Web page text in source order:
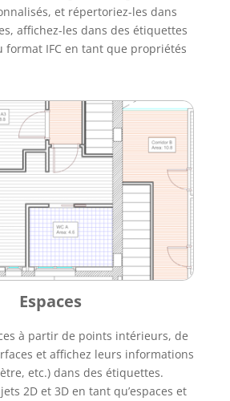
et répertoriez-les dans
affichez-les dans des étiquettes
format IFC en tant que propriétés
Espaces
à partir de points intérieurs, de
et affichez leurs informations
etc.) dans des étiquettes.
2D et 3D en tant qu’espaces et